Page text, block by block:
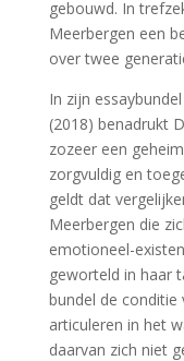
gebouwd. In
Meerbergen een
over twee
In zijn essaybundel
(2018) benadrukt
zozeer een
zorgvuldig en
geldt dat
Meerbergen die
emotioneel-
geworteld in haar
bundel de conditie
articuleren in het
daarvan zich niet